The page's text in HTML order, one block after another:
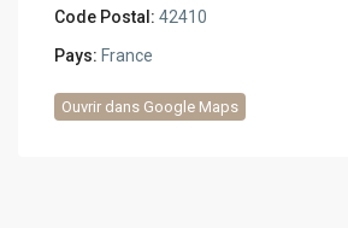
Code Postal: 42410
Pays: France
Ouvrir dans Google Maps